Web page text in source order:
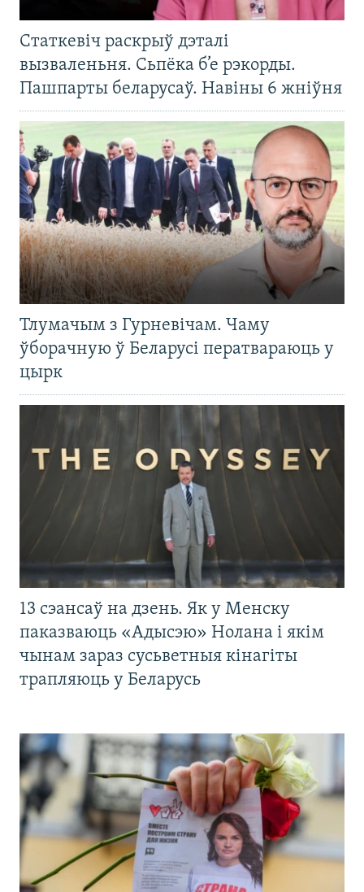
Статкевіч раскрыў дэталі
вызваленьня. Сьпёка б’е рэкорды.
Пашпарты беларусаў. Навіны 6 жніўня
Тлумачым з Гурневічам. Чаму
ўборачную ў Беларусі ператвараюць у
цырк
13 сэансаў на дзень. Як у Менску
паказваюць «Адысэю» Нолана і якім
чынам зараз сусьветныя кінагіты
трапляюць у Беларусь